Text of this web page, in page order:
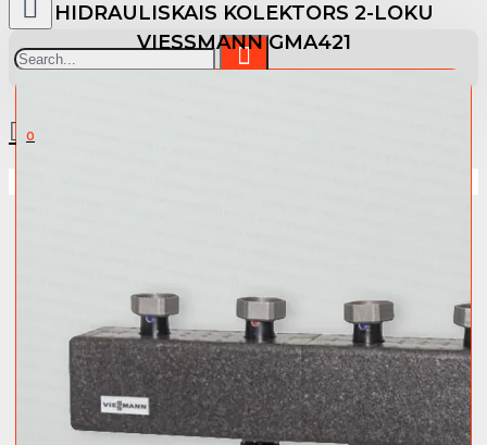
0
HIDRAULISKAIS KOLEKTORS 2-LOKU
VIESSMANN GMA421